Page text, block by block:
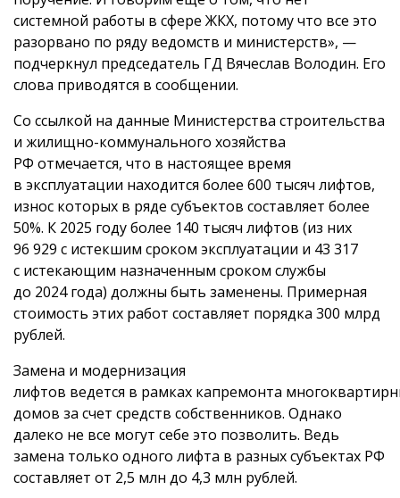
системной работы в сфере ЖКХ, потому что все это
разорвано по ряду ведомств и министерств», —
подчеркнул председатель ГД Вячеслав Володин. Его
слова приводятся в сообщении.
Со ссылкой на данные Министерства строительства
и жилищно-коммунального хозяйства
РФ отмечается, что в настоящее время
в эксплуатации находится более 600 тысяч лифтов,
износ которых в ряде субъектов составляет более
50%. К 2025 году более 140 тысяч лифтов (из них
96 929 с истекшим сроком эксплуатации и 43 317
с истекающим назначенным сроком службы
до 2024 года) должны быть заменены. Примерная
стоимость этих работ составляет порядка 300 млрд
рублей.
Замена и модернизация
лифтов ведется в рамках капремонта
домов за счет средств собственников. Однако
далеко не все могут себе это позволить. Ведь
замена только одного лифта в разных субъектах РФ
составляет от 2,5 млн до 4,3 млн рублей.